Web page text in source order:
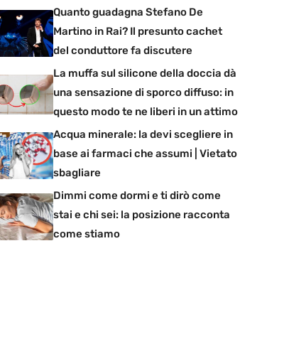
Quanto guadagna Stefano De
Martino in Rai? Il presunto cachet
del conduttore fa discutere
La muffa sul silicone della doccia dà
una sensazione di sporco diffuso: in
questo modo te ne liberi in un attimo
Acqua minerale: la devi scegliere in
base ai farmaci che assumi | Vietato
sbagliare
Dimmi come dormi e ti dirò come
stai e chi sei: la posizione racconta
come stiamo